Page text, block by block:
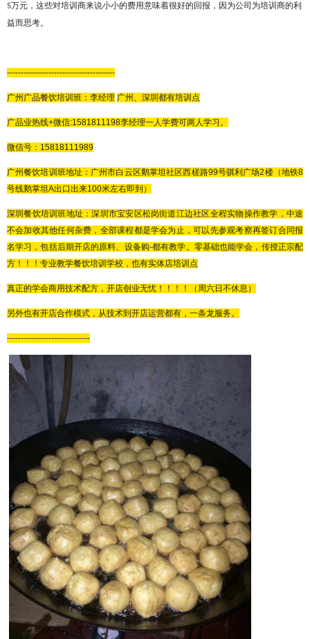
5万元，这些对培训商来说小小的费用意味着很好的回报，因为公司为培训商的利
益而思考。
---------------------------------------
广州广品餐饮培训班：李经理 广州、深圳都有培训点
广品业热线+微信:1581811198李经理一人学费可两人学习。
微信号： 15818111989
广州餐饮培训班地址：广州市白云区鹅掌坦社区西槎路99号骐利广场2楼（地铁8
号线鹅掌坦A出口出来100米左右即到）
深圳餐饮培训班地址：深圳市宝安区松岗街道江边社区全程实物操作教学，中途
不会加收其他任何杂费，全部课程都是学会为止，可以先参观考察再签订合同报
名学习，包括后期开店的原料、设备购-都有教学。零基础也能学会，传授正宗配
方！！！专业教学餐饮培训学校，也有实体店培训点
真正的学会商用技术配方，开店创业无忧！！！！（周六日不休息）
另外也有开店合作模式，从技术到开店运营都有，一条龙服务。
------------------------------